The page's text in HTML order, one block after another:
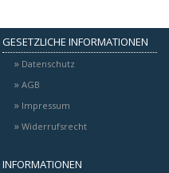
GESETZLICHE INFORMATIONEN
Datenschutz
AGB
Impressum
Widerrufsrecht
INFORMATIONEN